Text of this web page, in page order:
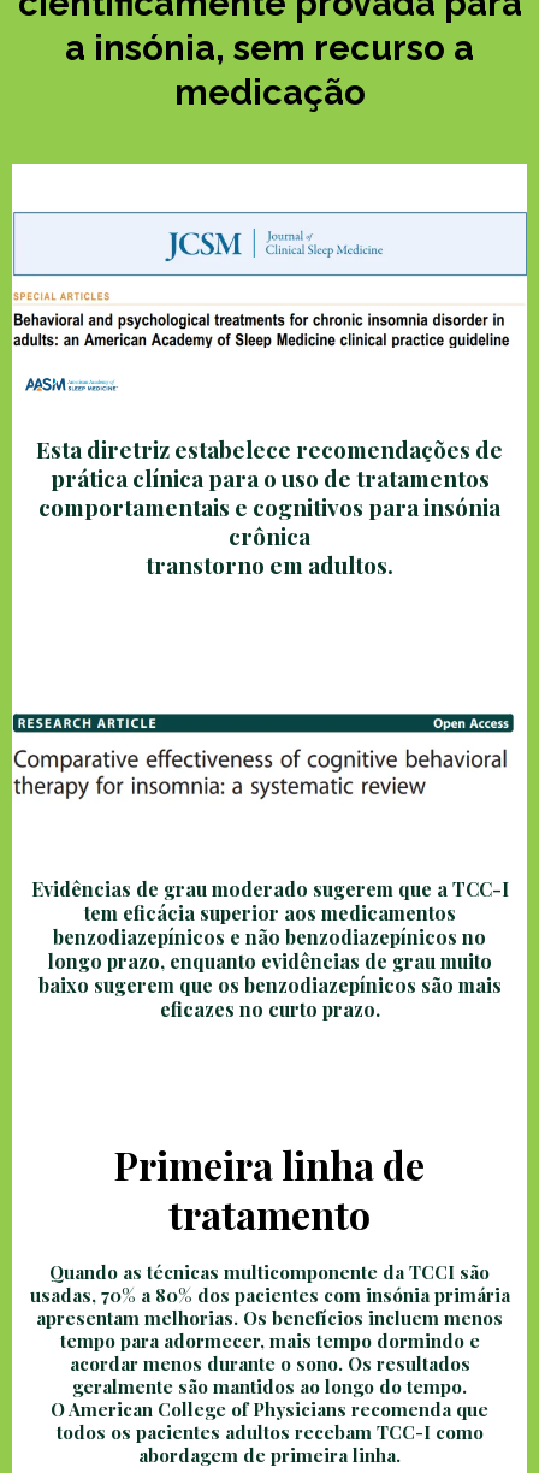
a insónia, sem recurso a
medicação
Esta diretriz estabelece recomendações de
prática clínica para o uso de tratamentos
comportamentais e cognitivos para insónia
crônica
transtorno em adultos.
Evidências de grau moderado sugerem que a TCC-I
tem eficácia superior aos medicamentos
benzodiazepínicos e não benzodiazepínicos no
longo prazo, enquanto evidências de grau muito
baixo sugerem que os benzodiazepínicos são mais
eficazes no curto prazo.
Primeira linha de
tratamento
Quando as técnicas multicomponente da TCCI são
usadas, 70% a 80% dos pacientes com insónia primária
apresentam melhorias. Os benefícios incluem menos
tempo para adormecer, mais tempo dormindo e
acordar menos durante o sono. Os resultados
geralmente são mantidos ao longo do tempo.
O American College of Physicians recomenda que
todos os pacientes adultos recebam TCC-I como
abordagem de primeira linha.